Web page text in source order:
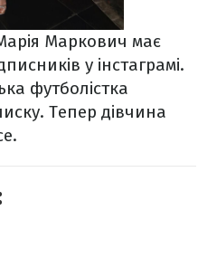
Маркович має
у інстаграмі.
футболістка
Тепер дівчина